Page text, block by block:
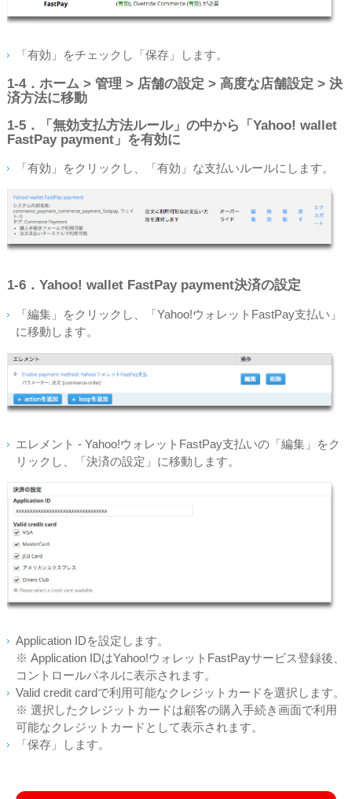
「有効」をチェックし「保存」します。
1‐4．ホーム > 管理 > 店舗の設定 > 高度な店舗設定 > 決
済方法に移動
1‐5．「無効支払方法ルール」の中から「Yahoo! wallet
FastPay payment」を有効に
「有効」をクリックし、「有効」な支払いルールにします。
1‐6．Yahoo! wallet FastPay payment決済の設定
「編集」をクリックし、「Yahoo!ウォレットFastPay支払い」
に移動します。
エレメント - Yahoo!ウォレットFastPay支払いの「編集」をク
リックし、「決済の設定」に移動します。
Application IDを設定します。
※ Application IDはYahoo!ウォレットFastPayサービス登録後、
コントロールパネルに表示されます。
Valid credit cardで利用可能なクレジットカードを選択します。
※ 選択したクレジットカードは顧客の購入手続き画面で利用
可能なクレジットカードとして表示されます。
「保存」します。